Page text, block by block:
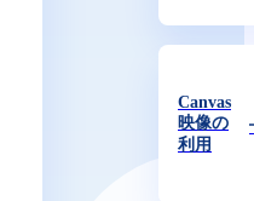
Canvas
映像の
利用